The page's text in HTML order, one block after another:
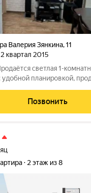
Валерия Зянкина,11
2 квартал 2015
светлая 1-
планировкой,
Кухня 10 м просторная и
Позвонить
2 этаж из 8